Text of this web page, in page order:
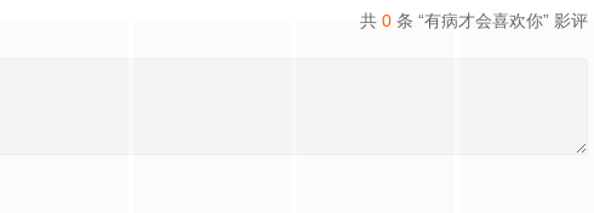
共 0 条 “有病才会喜欢你” 影评